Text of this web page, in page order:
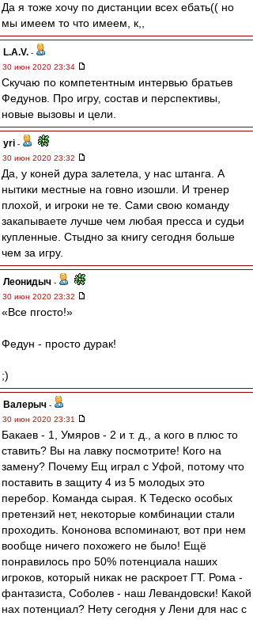
Да я тоже хочу по дистанции всех ебать(( но
мы имеем то что имеем, к,,
L.А.V. -
30 июн 2020 23:34
Скучаю по компетентным интервью братьев
Федунов. Про игру, состав и перспективы,
новые вызовы и цели.
yri -
30 июн 2020 23:32
Да, у коней дура залетела, у нас штанга. А
нытики местные на говно изошли. И тренер
плохой, и игроки не те. Сами свою команду
закапываете лучше чем любая пресса и судьи
купленные. Стыдно за книгу сегодня больше
чем за игру.
Леонидыч -
30 июн 2020 23:32
«Все пгосто!»
Федун - просто дурак!
;)
Валерыч -
30 июн 2020 23:31
Бакаев - 1, Умяров - 2 и т. д., а кого в плюс то
ставить? Вы на лавку посмотрите! Кого на
замену? Почему Ещ играл с Уфой, потому что
поставить в защиту 4 из 5 молодых это
перебор. Команда сырая. К Тедеско особых
претензий нет, некоторые комбинации стали
проходить. Кононова вспоминают, вот при нем
вообще ничего похожего не было! Ещё
понравилось про 50% потенциала наших
игроков, который никак не раскроет ГТ. Рома -
фантазиста, Соболев - наш Левандовски! Какой
нах потенциал? Нету сегодня у Лени для нас с